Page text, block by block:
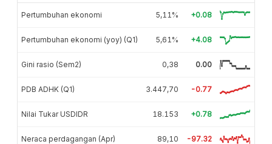
Pertumbuhan ekonomi 5,11% +0.08
Pertumbuhan ekonomi (yoy) (Q1) 5,61% +4.08
Gini rasio (Sem2) 0,38 0.00
PDB ADHK (Q1) 3.447,70 -0.77
Nilai Tukar USDIDR 18.153 +0.78
Neraca perdagangan (Apr) 89,10 -97.32